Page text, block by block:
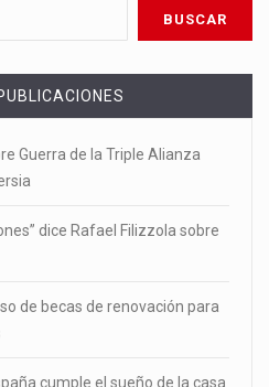
Guerra de la Triple Alianza
dice Rafael Filizzola sobre
de becas de renovación para
cumple el sueño de la casa